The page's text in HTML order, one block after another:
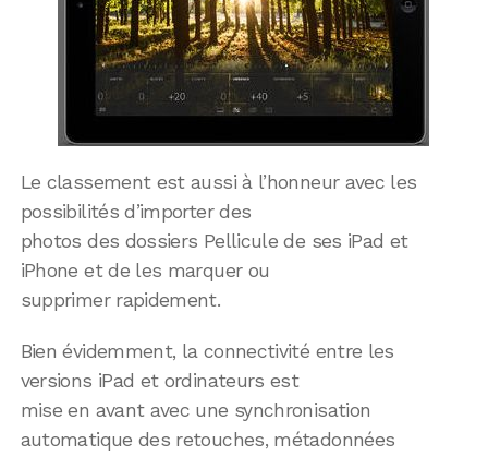
Le classement est aussi à l’honneur avec les
possibilités d’importer des
photos des dossiers Pellicule de ses iPad et
iPhone et de les marquer ou
supprimer rapidement.
Bien évidemment, la connectivité entre les
versions iPad et ordinateurs est
mise en avant avec une synchronisation
automatique des retouches, métadonnées